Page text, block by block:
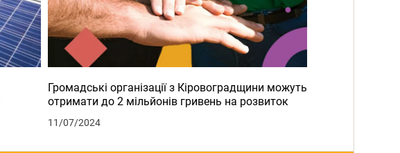
Громадські організації з Кіровоградщини можуть
отримати до 2 мільйонів гривень на розвиток
11/07/2024